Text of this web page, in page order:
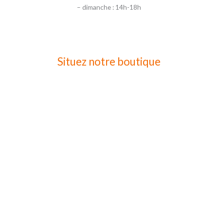
– dimanche : 14h-18h
Situez notre boutique